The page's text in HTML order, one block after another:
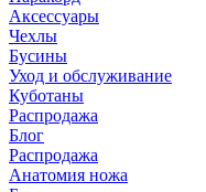
Аксессуары
Чехлы
Бусины
Уход и обслуживание
Куботаны
Распродажа
Блог
Распродажа
Анатомия ножа